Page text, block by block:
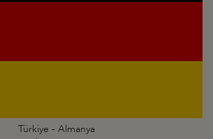
Türkiye - Almanya